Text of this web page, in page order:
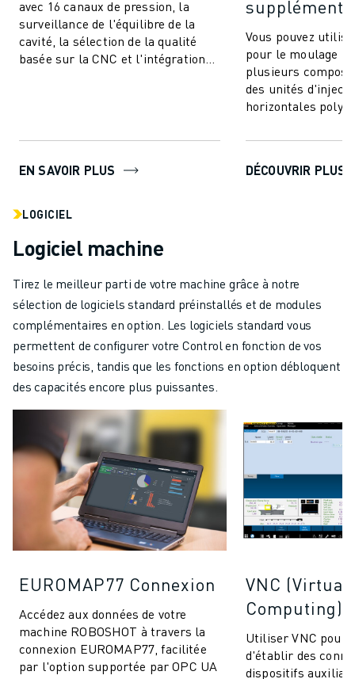
avec 16 canaux de pression, la
surveillance de l'équilibre de la
cavité, la sélection de la qualité
basée sur la CNC et l'intégration
EN SAVOIR PLUS
Vous pouvez
pour le moulage
plusieurs
des unités
horizontales
DÉCOUVRIR PLUS
LOGICIEL
Logiciel machine
Tirez le meilleur parti de votre machine grâce à notre
sélection de logiciels standard préinstallés et de modules
complémentaires en option. Les logiciels standard vous
permettent de configurer votre Control en fonction de vos
besoins précis, tandis que les fonctions en option débloquent
des capacités encore plus puissantes.
EUROMAP77 Connexion
Accédez aux données de votre
machine ROBOSHOT à travers la
connexion EUROMAP77, facilitée
par l'option supportée par OPC UA
VNC
Computing)
Utiliser VNC pour
d'établir des
dispositifs